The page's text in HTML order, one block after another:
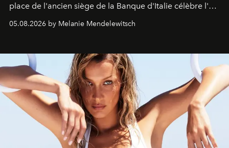
place de l'ancien siège de la Banque d'Italie célèbre l'art
de vivre Romain dans toute son élégance intemporelle.
05.08.2026 by Melanie Mendelewitsch